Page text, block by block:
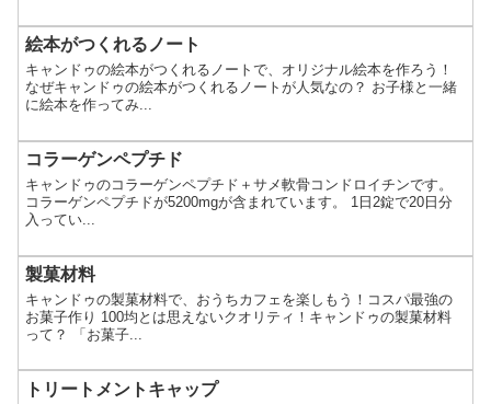
絵本がつくれるノート
キャンドゥの絵本がつくれるノートで、オリジナル絵本を作ろう！
なぜキャンドゥの絵本がつくれるノートが人気なの？ お子様と一緒
に絵本を作ってみ...
コラーゲンペプチド
キャンドゥのコラーゲンペプチド＋サメ軟骨コンドロイチンです。
コラーゲンペプチドが5200mgが含まれています。 1日2錠で20日分
入ってい...
製菓材料
キャンドゥの製菓材料で、おうちカフェを楽しもう！コスパ最強の
お菓子作り 100均とは思えないクオリティ！キャンドゥの製菓材料
って？ 「お菓子...
トリートメントキャップ